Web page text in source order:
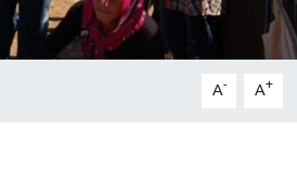
A- A+